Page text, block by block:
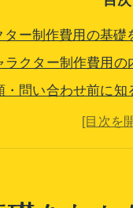
ター制作費用の基礎
ラクター制作費用の
・問い合わせ前に
のキャラクター制作
ラクター制作依頼で
びで変わるキャラク